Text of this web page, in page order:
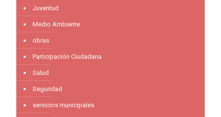
Juventud
Medio Ambiente
obras
Participación Ciudadana
Salud
Seguridad
servicios municipales